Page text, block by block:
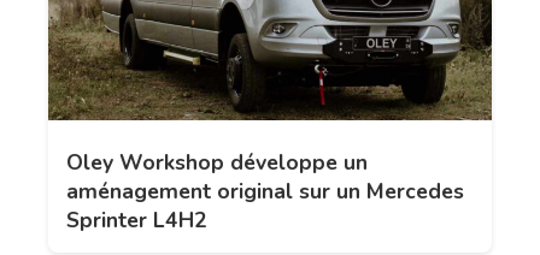
Oley Workshop développe un
aménagement original sur un Mercedes
Sprinter L4H2